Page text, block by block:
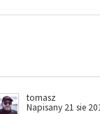
tomasz
Napisany 21 sie